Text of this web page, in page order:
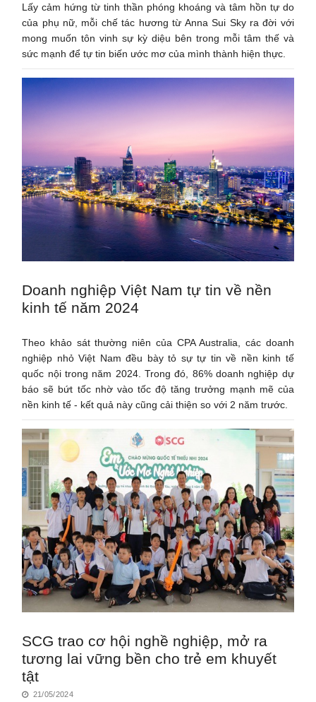
Lấy cảm hứng từ tinh thần phóng khoáng và tâm hồn tự do
của phụ nữ, mỗi chế tác hương từ Anna Sui Sky ra đời với
mong muốn tôn vinh sự kỳ diệu bên trong mỗi tâm thế và
sức mạnh để tự tin biến ước mơ của mình thành hiện thực.
Doanh nghiệp Việt Nam tự tin về nền
kinh tế năm 2024
Theo khảo sát thường niên của CPA Australia, các doanh
nghiệp nhỏ Việt Nam đều bày tỏ sự tự tin về nền kinh tế
quốc nội trong năm 2024. Trong đó, 86% doanh nghiệp dự
báo sẽ bứt tốc nhờ vào tốc độ tăng trưởng mạnh mẽ của
nền kinh tế - kết quả này cũng cải thiện so với 2 năm trước.
SCG trao cơ hội nghề nghiệp, mở ra
tương lai vững bền cho trẻ em khuyết
tật
21/05/2024